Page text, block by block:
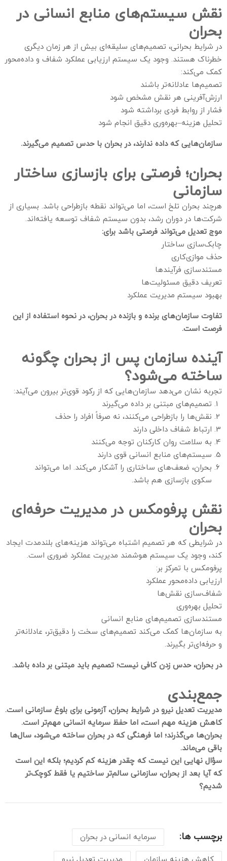
نقش سیستم‌های منابع انسانی در
بحران
در شرایط بحرانی، تصمیم‌های سلیقه‌ای بیش از هر زمان دیگری
خطرناک هستند. وجود یک سیستم ارزیابی عملکرد شفاف و داده‌محور
کمک می‌کند:
تصمیم‌ها عادلانه‌تر باشند
ارزش‌آفرینی هر نقش مشخص شود
فشار از روابط فردی برداشته شود
تحلیل هزینه–بهره‌وری دقیق انجام شود
سازمان‌هایی که داده ندارند، در بحران با حدس تصمیم می‌گیرند.
بحران؛ فرصتی برای بازسازی ساختار
سازمانی
هرچند بحران تلخ است، اما می‌تواند نقطه بازطراحی باشد. بسیاری از
شرکت‌ها در دوران رشد، بدون سیستم شفاف توسعه یافته‌اند.
موج تعدیل می‌تواند فرصتی باشد برای:
چابک‌سازی ساختار
حذف موازی‌کاری
مستندسازی فرآیندها
تعریف دقیق مسئولیت‌ها
بهبود سیستم مدیریت عملکرد
تفاوت سازمان‌های برنده و بازنده در بحران، در نحوه استفاده از این
فرصت است.
آینده سازمان پس از بحران چگونه
ساخته می‌شود؟
تجربه نشان می‌دهد سازمان‌هایی که از رکود قوی‌تر بیرون می‌آیند:
تصمیم‌های مبتنی بر داده می‌گیرند
نقش‌ها را بازطراحی می‌کنند، نه صرفاً افراد را حذف
ارتباط شفاف داخلی دارند
به سلامت روان کارکنان توجه می‌کنند
سیستم‌های منابع انسانی قوی دارند
بحران، ضعف‌های ساختاری را آشکار می‌کند. اما می‌تواند
سکوی بازسازی هم باشد.
نقش پرفومکس در مدیریت حرفه‌ای
بحران
در شرایطی که هر تصمیم اشتباه می‌تواند هزینه‌های بلندمدت ایجاد
کند، وجود یک سیستم هوشمند مدیریت عملکرد ضروری است.
پرفومکس با تمرکز بر:
ارزیابی داده‌محور عملکرد
شفاف‌سازی نقش‌ها
تحلیل بهره‌وری
مستندسازی تصمیم‌های منابع انسانی
به سازمان‌ها کمک می‌کند تصمیم‌های سخت را دقیق‌تر، عادلانه‌تر
و حرفه‌ای‌تر بگیرند.
در بحران، حدس زدن کافی نیست؛ تصمیم باید مبتنی بر داده باشد.
جمع‌بندی
مدیریت تعدیل نیرو در شرایط بحران، آزمونی برای بلوغ سازمانی است.
کاهش هزینه مهم است، اما حفظ سرمایه انسانی مهم‌تر است.
بحران‌ها می‌گذرند؛ اما فرهنگی که در بحران ساخته می‌شود، سال‌ها
باقی می‌ماند.
سؤال نهایی این نیست که چقدر هزینه کم کردیم؛ بلکه این است
که آیا بعد از بحران، سازمانی سالم‌تر ساختیم یا فقط کوچک‌تر
شدیم؟
برچسب ها:
سرمایه انسانی در بحران